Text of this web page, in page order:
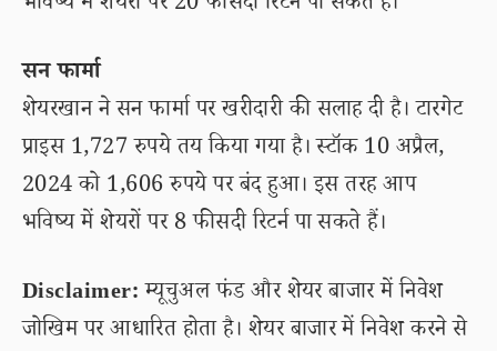
सन फार्मा
शेयरखान ने सन फार्मा पर खरीदारी की सलाह दी है। टारगेट
प्राइस 1,727 रुपये तय किया गया है। स्टॉक 10 अप्रैल,
2024 को 1,606 रुपये पर बंद हुआ। इस तरह आप
भविष्य में शेयरों पर 8 फीसदी रिटर्न पा सकते हैं।
Disclaimer:म्यूचुअल फंड और शेयर बाजार में निवेश
जोखिम पर आधारित होता है। शेयर बाजार में निवेश करने से